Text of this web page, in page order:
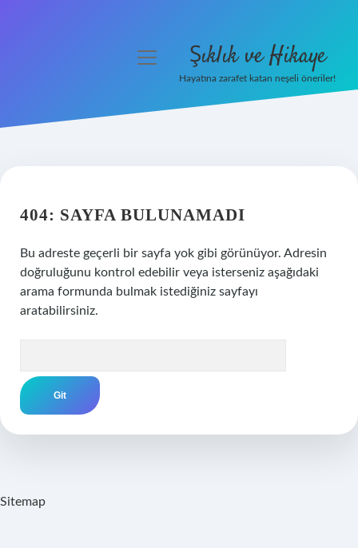
Hakkımızda
menüyü
Şıklık ve Hikaye
Hayatına zarafet katan neşeli öneriler!
404: SAYFA BULUNAMADI
Bu adreste geçerli bir sayfa yok gibi görünüyor. Adresin
doğruluğunu kontrol edebilir veya isterseniz aşağıdaki
arama formunda bulmak istediğiniz sayfayı
aratabilirsiniz.
Sitemap